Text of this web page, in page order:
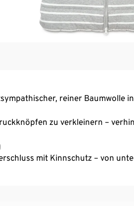
reiner Baumwolle
zu verkleinern –
mit Kinnschutz – von